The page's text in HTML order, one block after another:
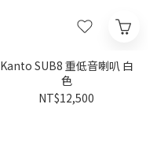
Kanto SUB8 重低音喇叭 白
色
NT$12,500